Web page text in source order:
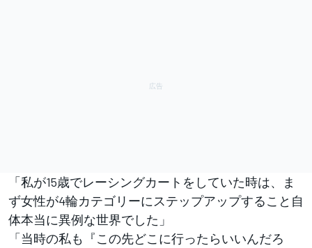
「私が15歳でレーシングカートをしていた時は、ま
ず女性が4輪カテゴリーにステップアップすること自
体本当に異例な世界でした」
「当時の私も『この先どこに行ったらいいんだろ